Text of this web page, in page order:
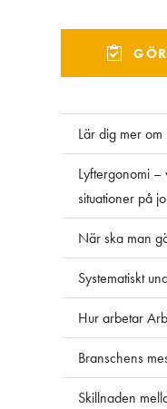
Lär dig mer
Lyftergonomi
situationer på
När ska man
Systematiskt
Hur arbetar
Branschens
Skillnaden